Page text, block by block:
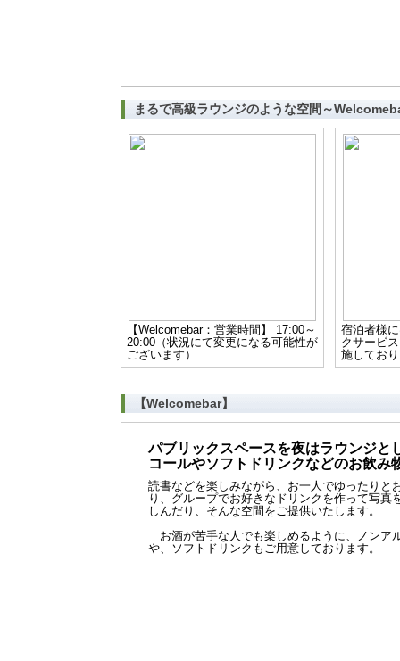
まるで高級ラウンジのような空間～
【Welcomebar：営業時間】 17:00～
20:00（状況にて変更になる可能性が
ございます）
宿泊者様
クサービ
施してお
【Welcomebar】
パブリックスペースを夜はラウンジと
コールやソフトドリンクなどのお飲み
読書などを楽しみながら、お一人でゆったりと
り、グループでお好きなドリンクを作って写真
しんだり、そんな空間をご提供いたします。
お酒が苦手な人でも楽しめるように、ノンア
や、ソフトドリンクもご用意しております。